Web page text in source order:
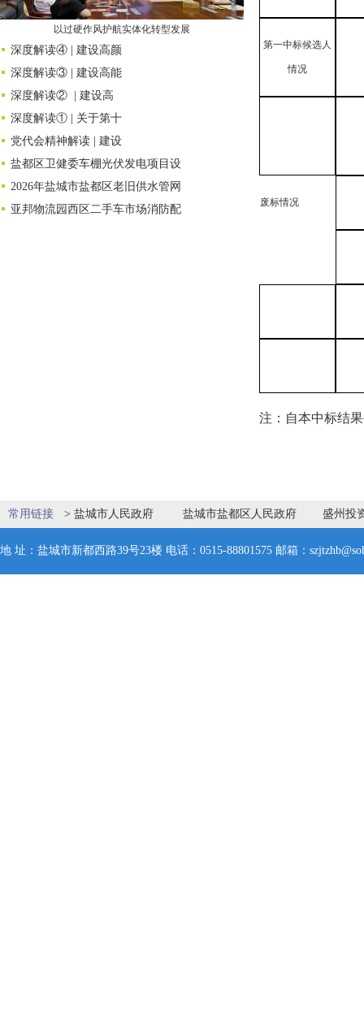
以过硬作风护航实体化转型发展
深度解读④ | 建设高颜
深度解读③ | 建设高能
深度解读② | 建设高
深度解读① | 关于第十
党代会精神解读 | 建设
盐都区卫健委车棚光伏发电项目设
2026年盐城市盐都区老旧供水管网
亚邦物流园西区二手车市场消防配
第一中标候选人
情况
废标情况
注：自本中标结
常用链接 > 盐城市人民政府 盐城市盐都区人民政府 盛州投
地 址：盐城市新都西路39号23楼 电话：0515-88801575 邮箱：